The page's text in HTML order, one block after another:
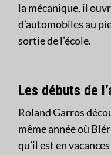
la mécanique, il
d’automobiles au
sortie de l’école.
Les débuts de
Roland Garros
même année où
qu’il est en